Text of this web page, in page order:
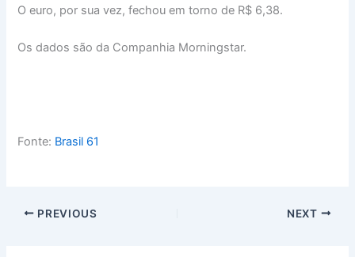
O euro, por sua vez, fechou em torno de R$ 6,38.
Os dados são da Companhia Morningstar.
Fonte: Brasil 61
PREVIOUS NEXT